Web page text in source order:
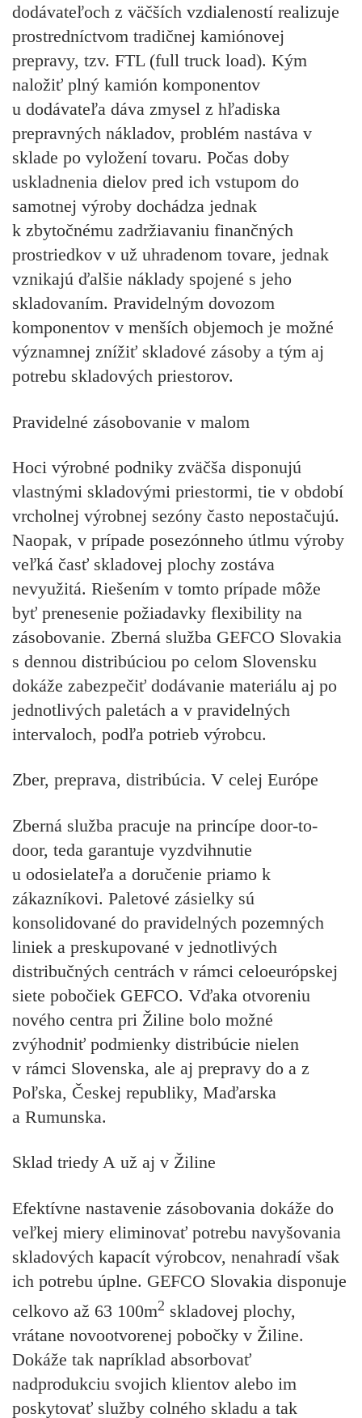
dodávateľoch z väčších vzdialeností realizuje
prostredníctvom tradičnej kamiónovej
prepravy, tzv. FTL (full truck load). Kým
naložiť plný kamión komponentov
u dodávateľa dáva zmysel z hľadiska
prepravných nákladov, problém nastáva v
sklade po vyložení tovaru. Počas doby
uskladnenia dielov pred ich vstupom do
samotnej výroby dochádza jednak
k zbytočnému zadržiavaniu finančných
prostriedkov v už uhradenom tovare, jednak
vznikajú ďalšie náklady spojené s jeho
skladovaním. Pravidelným dovozom
komponentov v menších objemoch je možné
významnej znížiť skladové zásoby a tým aj
potrebu skladových priestorov.
Pravidelné zásobovanie v malom
Hoci výrobné podniky zväčša disponujú
vlastnými skladovými priestormi, tie v období
vrcholnej výrobnej sezóny často nepostačujú.
Naopak, v prípade posezónneho útlmu výroby
veľká časť skladovej plochy zostáva
nevyužitá. Riešením v tomto prípade môže
byť prenesenie požiadavky flexibility na
zásobovanie. Zberná služba GEFCO Slovakia
s dennou distribúciou po celom Slovensku
dokáže zabezpečiť dodávanie materiálu aj po
jednotlivých paletách a v pravidelných
intervaloch, podľa potrieb výrobcu.
Zber, preprava, distribúcia. V celej Európe
Zberná služba pracuje na princípe door-to-
door, teda garantuje vyzdvihnutie
u odosielateľa a doručenie priamo k
zákazníkovi. Paletové zásielky sú
konsolidované do pravidelných pozemných
liniek a preskupované v jednotlivých
distribučných centrách v rámci celoeurópskej
siete pobočiek GEFCO. Vďaka otvoreniu
nového centra pri Žiline bolo možné
zvýhodniť podmienky distribúcie nielen
v rámci Slovenska, ale aj prepravy do a z
Poľska, Českej republiky, Maďarska
a Rumunska.
Sklad triedy A už aj v Žiline
Efektívne nastavenie zásobovania dokáže do
veľkej miery eliminovať potrebu navyšovania
skladových kapacít výrobcov, nenahradí však
ich potrebu úplne. GEFCO Slovakia disponuje
celkovo až 63 100m2 skladovej plochy,
vrátane novootvorenej pobočky v Žiline.
Dokáže tak napríklad absorbovať
nadprodukciu svojich klientov alebo im
poskytovať služby colného skladu a tak